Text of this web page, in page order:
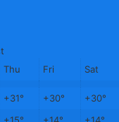
Thu Fri Sat
+31° +30° +30°